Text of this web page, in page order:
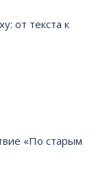
от текста к
«По старым